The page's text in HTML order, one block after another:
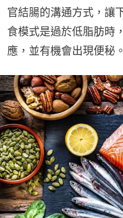
官結腸的溝通方式，讓
食模式是過於低脂肪時
應，並有機會出現便秘。